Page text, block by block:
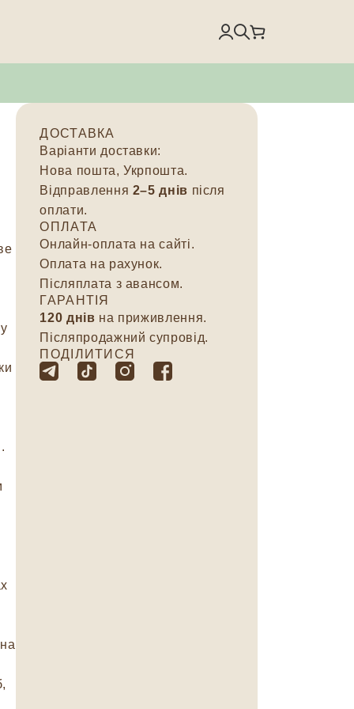
ДОСТАВКА
Варіанти доставки:
Нова пошта, Укрпошта.
Відправлення 2–5 днів після
оплати.
ОПЛАТА
Онлайн-оплата на сайті.
Оплата на рахунок.
Післяплата з авансом.
ГАРАНТІЯ
120 днів на приживлення.
Післяпродажний супровід.
ПОДІЛИТИСЯ